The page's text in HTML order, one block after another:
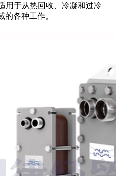
用于从热回收、冷凝和过冷
的各种工作。